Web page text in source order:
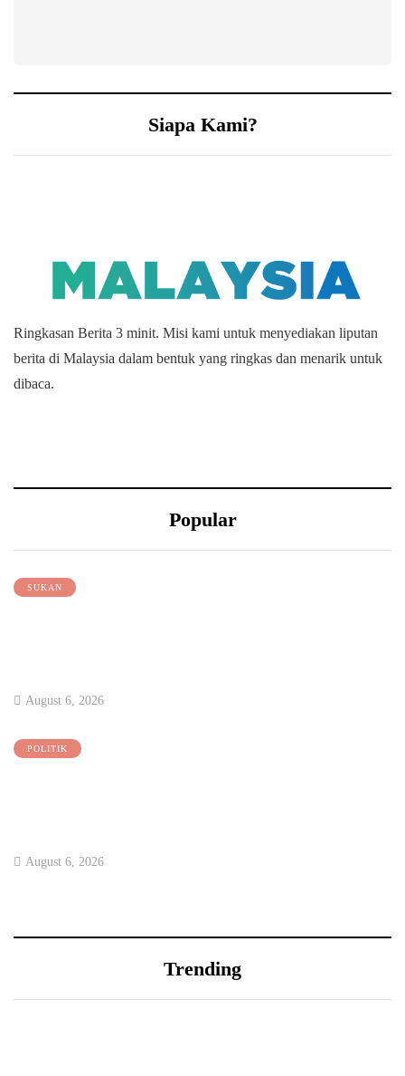
Siapa Kami?
Ringkasan Berita 3 minit. Misi kami untuk menyediakan liputan
berita di Malaysia dalam bentuk yang ringkas dan menarik untuk
dibaca.
Popular
SUKAN
August 6, 2026
POLITIK
August 6, 2026
Trending